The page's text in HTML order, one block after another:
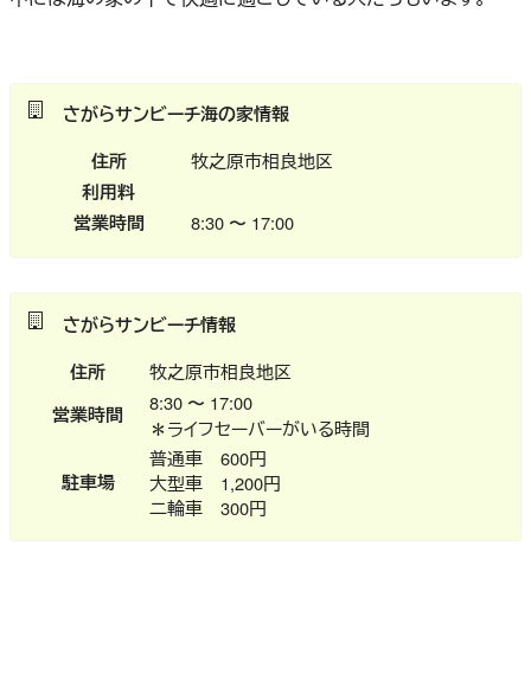
さがらサンビーチ海の家情報
住所
牧之原市相良地区
利用料
営業時間
8:30 〜 17:00
さがらサンビーチ情報
住所
牧之原市相良地区
営業時間
8:30 〜 17:00
＊ライフセーバーがいる時間
駐車場
普通車 600円
大型車 1,200円
二輪車 300円